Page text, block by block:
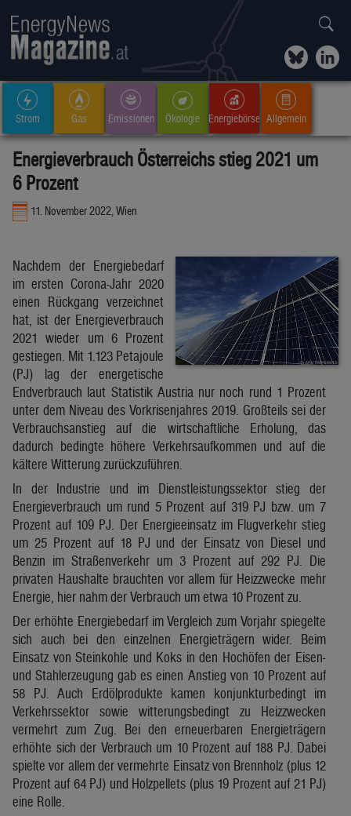
Strom Gas Emissionen Ökologie Energiebörse Allgemein
Energieverbrauch Österreichs stieg 2021 um
6 Prozent
11. November 2022, Wien
Nachdem der Energiebedarf
im ersten Corona-Jahr 2020
einen Rückgang verzeichnet
hat, ist der Energieverbrauch
2021 wieder um 6 Prozent
gestiegen. Mit 1.123 Petajoule
(PJ) lag der energetische
Endverbrauch laut Statistik Austria nur noch rund 1 Prozent
unter dem Niveau des Vorkrisenjahres 2019. Großteils sei der
Verbrauchsanstieg auf die wirtschaftliche Erholung, das
dadurch bedingte höhere Verkehrsaufkommen und auf die
kältere Witterung zurückzuführen.
In der Industrie und im Dienstleistungssektor stieg der
Energieverbrauch um rund 5 Prozent auf 319 PJ bzw. um 7
Prozent auf 109 PJ. Der Energieeinsatz im Flugverkehr stieg
um 25 Prozent auf 18 PJ und der Einsatz von Diesel und
Benzin im Straßenverkehr um 3 Prozent auf 292 PJ. Die
privaten Haushalte brauchten vor allem für Heizzwecke mehr
Energie, hier nahm der Verbrauch um etwa 10 Prozent zu.
Der erhöhte Energiebedarf im Vergleich zum Vorjahr spiegelte
sich auch bei den einzelnen Energieträgern wider. Beim
Einsatz von Steinkohle und Koks in den Hochöfen der Eisen-
und Stahlerzeugung gab es einen Anstieg von 10 Prozent auf
58 PJ. Auch Erdölprodukte kamen konjunkturbedingt im
Verkehrssektor sowie witterungsbedingt zu Heizzwecken
vermehrt zum Zug. Bei den erneuerbaren Energieträgern
erhöhte sich der Verbrauch um 10 Prozent auf 188 PJ. Dabei
spielte vor allem der vermehrte Einsatz von Brennholz (plus 12
Prozent auf 64 PJ) und Holzpellets (plus 19 Prozent auf 21 PJ)
eine Rolle.